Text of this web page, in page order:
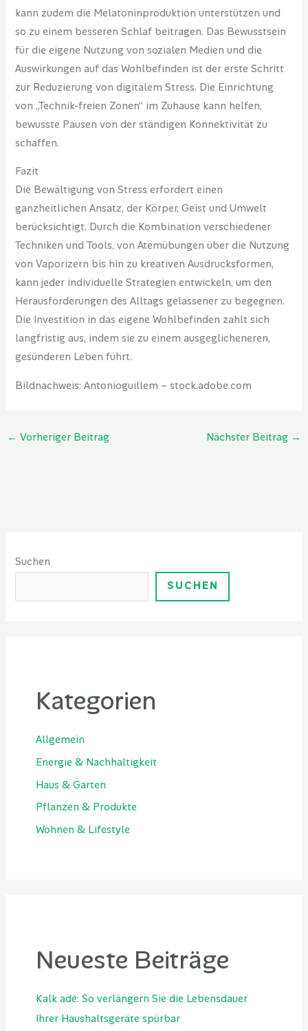
kann zudem die Melatoninproduktion unterstützen und
so zu einem besseren Schlaf beitragen. Das Bewusstsein
für die eigene Nutzung von sozialen Medien und die
Auswirkungen auf das Wohlbefinden ist der erste Schritt
zur Reduzierung von digitalem Stress. Die Einrichtung
von „Technik-freien Zonen“ im Zuhause kann helfen,
bewusste Pausen von der ständigen Konnektivität zu
schaffen.
Fazit
Die Bewältigung von Stress erfordert einen
ganzheitlichen Ansatz, der Körper, Geist und Umwelt
berücksichtigt. Durch die Kombination verschiedener
Techniken und Tools, von Atemübungen über die Nutzung
von Vaporizern bis hin zu kreativen Ausdrucksformen,
kann jeder individuelle Strategien entwickeln, um den
Herausforderungen des Alltags gelassener zu begegnen.
Die Investition in das eigene Wohlbefinden zahlt sich
langfristig aus, indem sie zu einem ausgeglicheneren,
gesünderen Leben führt.
Bildnachweis:Antonioguillem – stock.adobe.com
← Vorheriger Beitrag Nächster Beitrag →
Suchen
SUCHEN
Kategorien
Allgemein
Energie & Nachhaltigkeit
Haus & Garten
Pflanzen & Produkte
Wohnen & Lifestyle
Neueste Beiträge
Kalk adé: So verlängern Sie die Lebensdauer
Ihrer Haushaltsgeräte spürbar